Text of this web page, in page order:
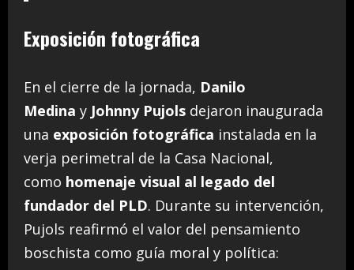
Exposición fotográfica
En el cierre de la jornada, Danilo
Medina y Johnny Pujols dejaron inaugurada
una exposición fotográfica instalada en la
verja perimetral de la Casa Nacional,
como homenaje visual al legado del
fundador del PLD. Durante su intervención,
Pujols reafirmó el valor del pensamiento
boschista como guía moral y política: